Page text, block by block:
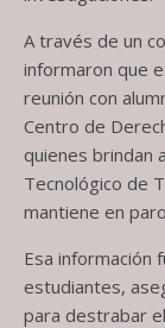
A través de un
informaron que
reunión con
Centro de
quienes brindan
Tecnológico de
mantiene en
Esa información
estudiantes,
para destrabar